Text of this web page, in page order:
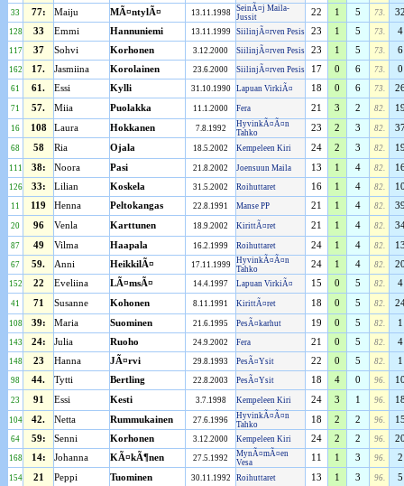
33 77: Maiju MÃ¤ntylÃ¤ 13.11.1998
SeinÃ¤j Maila-
Jussit
22 1 5 73.
128 33 Emmi Hannuniemi 13.11.1999 SiilinjÃ¤rven Pesis 23 1 5 73. 4
117 37 Sohvi Korhonen 3.12.2000 SiilinjÃ¤rven Pesis 23 1 5 73. 6
162 17. Jasmiina Korolainen 23.6.2000 SiilinjÃ¤rven Pesis 17 0 6 73. 0
61 61. Essi Kylli 31.10.1990 Lapuan VirkiÃ¤ 18 0 6 73.
71 57. Miia Puolakka 11.1.2000 Fera 21 3 2 82.
16 108 Laura Hokkanen 7.8.1992
HyvinkÃ¤Ã¤n
Tahko
23 2 3 82.
68 58 Ria Ojala 18.5.2002 Kempeleen Kiri 24 2 3 82.
111 38: Noora Pasi 21.8.2002 Joensuun Maila 13 1 4 82.
126 33: Lilian Koskela 31.5.2002 Roihuttaret 16 1 4 82.
11 119 Henna Peltokangas 22.8.1991 Manse PP 21 1 4 82.
20 96 Venla Karttunen 18.9.2002 KirittÃ¤ret 21 1 4 82.
87 49 Vilma Haapala 16.2.1999 Roihuttaret 24 1 4 82.
67 59. Anni HeikkilÃ¤ 17.11.1999
HyvinkÃ¤Ã¤n
Tahko
24 1 4 82.
152 22 Eveliina LÃ¤msÃ¤ 14.4.1997 Lapuan VirkiÃ¤ 15 0 5 82. 4
41 71 Susanne Kohonen 8.11.1991 KirittÃ¤ret 18 0 5 82.
108 39: Maria Suominen 21.6.1995 PesÃ¤karhut 19 0 5 82. 1
143 24: Julia Ruoho 24.9.2002 Fera 21 0 5 82. 4
148 23 Hanna JÃ¤rvi 29.8.1993 PesÃ¤Ysit 22 0 5 82. 1
98 44. Tytti Bertling 22.8.2003 PesÃ¤Ysit 18 4 0 96.
23 91 Essi Kesti 3.7.1998 Kempeleen Kiri 24 3 1 96.
104 42. Netta Rummukainen 27.6.1996
HyvinkÃ¤Ã¤n
Tahko
18 2 2 96.
64 59: Senni Korhonen 3.12.2000 Kempeleen Kiri 24 2 2 96.
168 14: Johanna KÃ¤kÃ¶nen 27.5.1992
MynÃ¤mÃ¤en
Vesa
11 1 3 96. 2
154 21 Peppi Tuominen 30.11.1992 Roihuttaret 13 1 3 96. 5